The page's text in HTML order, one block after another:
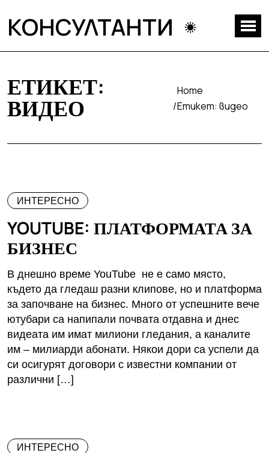
КОНСУЛТАНТИ
ЕТИКЕТ:
ВИДЕО
Home
Етикет:видео
ИНТЕРЕСНО
YOUTUBE: ПЛАТФОРМАТА ЗА
БИЗНЕС
В днешно време YouTube не е само място,
където да гледаш разни клипове, но и платформа
за започване на бизнес. Много от успешните вече
ютубари са напипали почвата отдавна и днес
видеата им имат милиони гледания, а каналите
им – милиарди абонати. Някои дори са успели да
си осигурят договори с известни компании от
различни […]
ИНТЕРЕСНО